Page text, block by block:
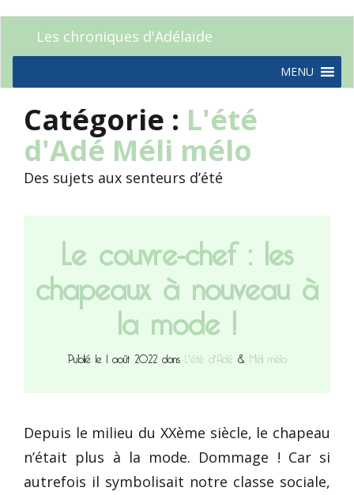
Les chroniques d'Adélaïde
MENU
Catégorie : L'été
d'Adé Méli mélo
Des sujets aux senteurs d’été
Le couvre-chef : les
chapeaux à nouveau à
la mode !
Publié le 1 août 2022 dansL'été d'Adé & Méli mélo
Depuis le milieu du XXème siècle, le chapeau
n’était plus à la mode. Dommage ! Car si
autrefois il symbolisait notre classe sociale,